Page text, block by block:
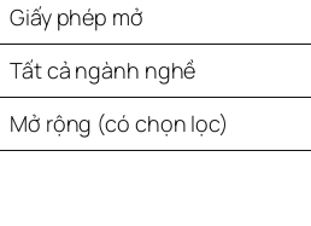
Giấy phép mở
Tất cả ngành nghề
Mở rộng (có chọn lọc)